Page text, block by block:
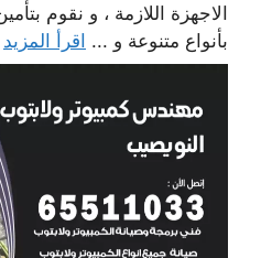
الاجهزة اللازمة ، و نقوم
بأنواع متنوعة و ... اقرأ المزيد